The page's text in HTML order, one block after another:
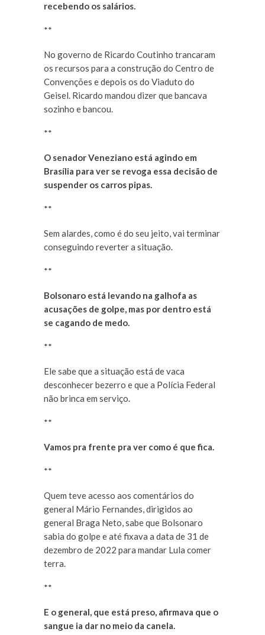
recebendo os salários.
**
No governo de Ricardo Coutinho trancaram
os recursos para a construção do Centro de
Convenções e depois os do Viaduto do
Geisel. Ricardo mandou dizer que bancava
sozinho e bancou.
**
O senador Veneziano está agindo em
Brasília para ver se revoga essa decisão de
suspender os carros pipas.
**
Sem alardes, como é do seu jeito, vai terminar
conseguindo reverter a situação.
**
Bolsonaro está levando na galhofa as
acusações de golpe, mas por dentro está
se cagando de medo.
**
Ele sabe que a situação está de vaca
desconhecer bezerro e que a Polícia Federal
não brinca em serviço.
**
Vamos pra frente pra ver como é que fica.
**
Quem teve acesso aos comentários do
general Mário Fernandes, dirigidos ao
general Braga Neto, sabe que Bolsonaro
sabia do golpe e até fixava a data de 31 de
dezembro de 2022 para mandar Lula comer
terra.
**
E o general, que está preso, afirmava que o
sangue ia dar no meio da canela.